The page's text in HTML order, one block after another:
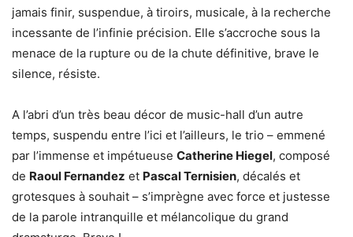
jamais finir, suspendue, à tiroirs, musicale, à la recherche
incessante de l’infinie précision. Elle s’accroche sous la
menace de la rupture ou de la chute définitive, brave le
silence, résiste.
A l’abri d’un très beau décor de music-hall d’un autre
temps, suspendu entre l’ici et l’ailleurs, le trio – emmené
par l’immense et impétueuse Catherine Hiegel, composé
de Raoul Fernandez et Pascal Ternisien, décalés et
grotesques à souhait – s’imprègne avec force et justesse
de la parole intranquille et mélancolique du grand